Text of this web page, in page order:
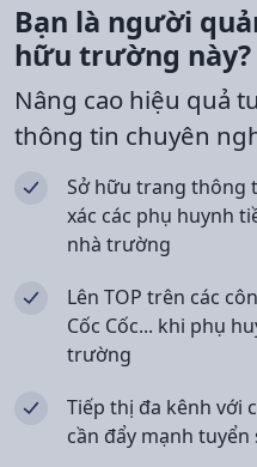
Bạn là người
hữu trường này?
Nâng cao hiệu quả
thông tin chuyên
Sở hữu trang thông
xác các phụ huynh
nhà trường
Lên TOP trên các
Cốc Cốc... khi phụ
trường
Tiếp thị đa kênh với
cần đẩy mạnh tuyển